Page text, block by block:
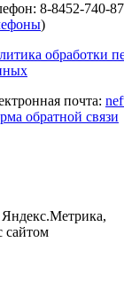
8-8452-740-
)
обработки
почта:
обратной связи
сайтом